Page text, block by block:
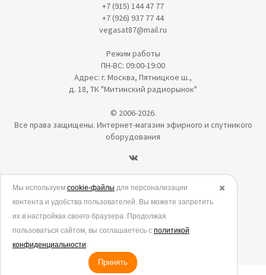
+7 (915) 144 47 77
+7 (926) 937 77 44
vegasat87@mail.ru
Режим работы
ПН-ВС: 09:00-19:00
Адрес: г. Москва, Пятницкое ш.,
д. 18, ТК "Митинский радиорынок"
© 2006-2026.
Все права защищены. Интернет-магазин эфирного и спутникого
оборудования
Политика в отношении обработки персональных данных
Согласие на обработку персональных данных
Согласие на обработку данных метрическими программами
Политика использования cookies
✖️
Мы используем cookie-файлы для персонализации
контента и удобства пользователей. Вы можете запретить
их в настройках своего браузера. Продолжая
пользоваться сайтом, вы соглашаетесь с политикой
конфиденциальности.
Принять